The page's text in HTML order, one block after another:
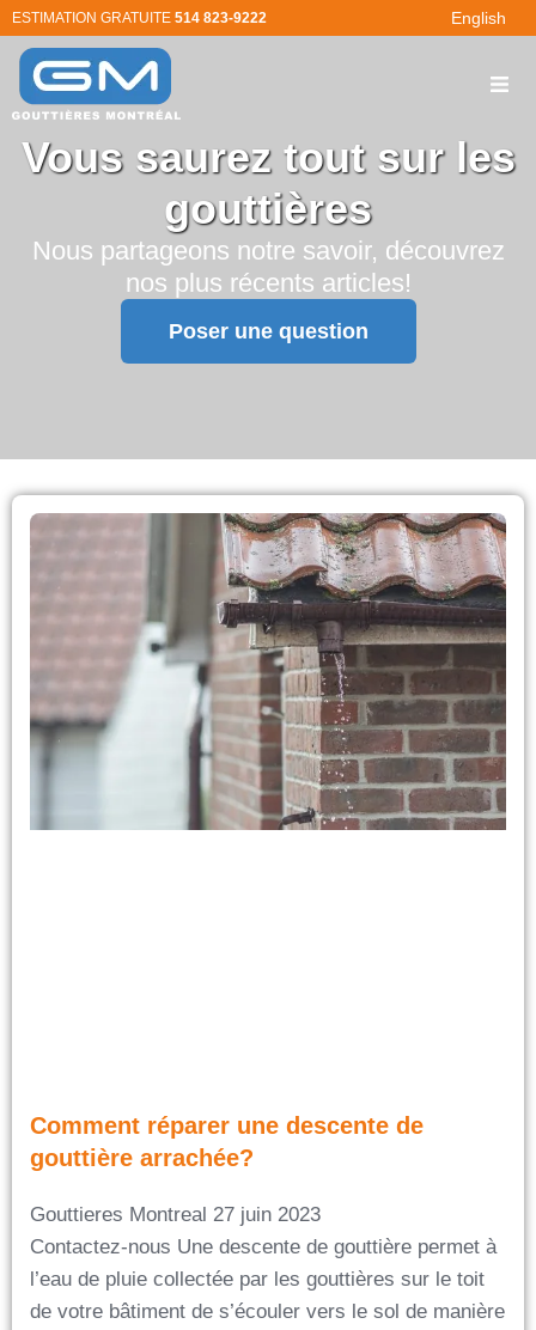
ESTIMATION GRATUITE 514 823-9222 English
Vous saurez tout sur les
gouttières
Nous partageons notre savoir, découvrez
nos plus récents articles!
Poser une question
Comment réparer une descente de
gouttière arrachée?
Gouttieres Montreal 27 juin 2023
Contactez-nous Une descente de gouttière permet à
l’eau de pluie collectée par les gouttières sur le toit
de votre bâtiment de s’écouler vers le sol de manière